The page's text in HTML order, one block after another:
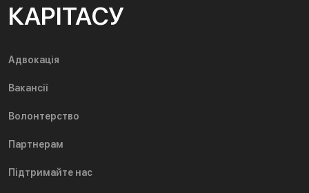
КАРІТАСУ
Адвокація
Вакансії
Волонтерство
Партнерам
Підтримайте нас